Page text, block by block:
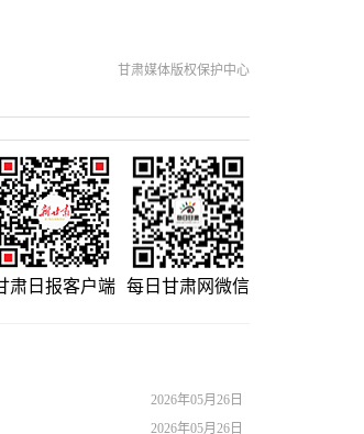
甘肃媒体版权保护中心
肃日报客户端 每日甘肃网微信
2026年05月26日
2026年05月26日